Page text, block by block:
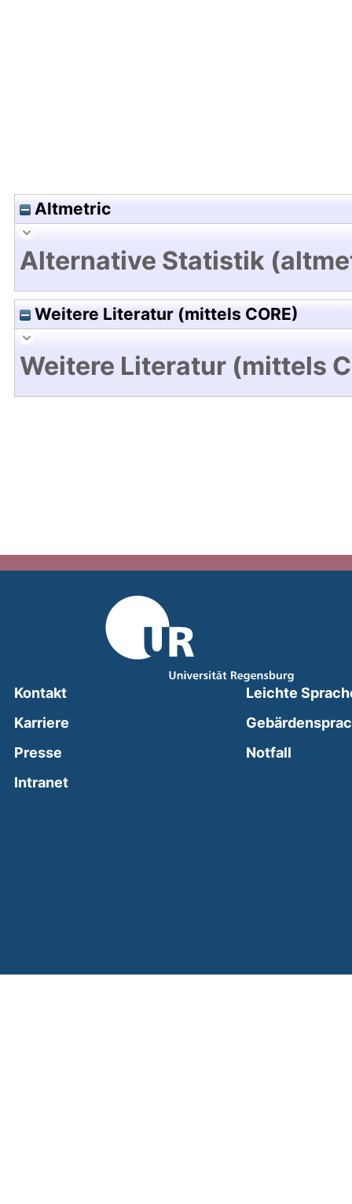
Altmetric
Alternative Statistik
Weitere Literatur (mittels CORE)
Weitere Literatur (mittels
Kontakt
Karriere
Presse
Intranet(external link, opens in a new window)
Leichte
Notfall